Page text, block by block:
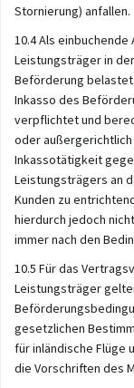
Stornierung) anfallen.
10.4 Als
Leistungsträger in
Beförderung
Inkasso des
verpflichtet und
oder außergerichtlich
Inkassotätigkeit
Leistungsträgers an
Kunden zu
hierdurch jedoch
immer nach den
10.5 Für das
Leistungsträger
gesetzlichen
für inländische Flüge
die Vorschriften des